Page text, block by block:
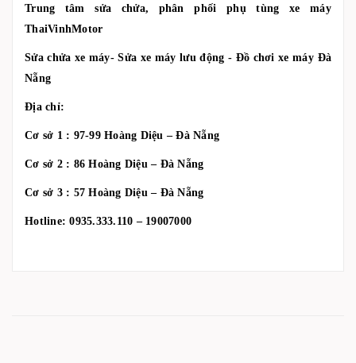
Trung tâm sửa chửa, phân phối phụ tùng xe máy
ThaiVinhMotor
Sửa chửa xe máy- Sửa xe máy lưu động - Đồ chơi xe máy Đà
Nẵng
Địa chỉ:
Cơ sở 1 : 97-99 Hoàng Diệu – Đà Nẵng
Cơ sở 2 : 86 Hoàng Diệu – Đà Nẵng
Cơ sở 3 : 57 Hoàng Diệu – Đà Nẵng
Hotline: 0935.333.110 – 19007000